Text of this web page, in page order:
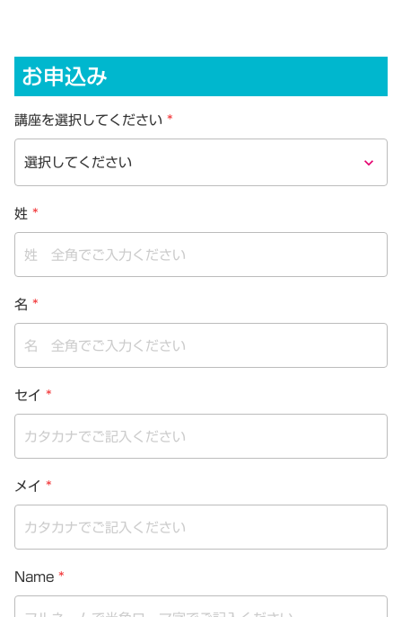
お申込み
講座を選択してください *
keyboard_arrow_down
姓*
名 *
セイ *
メイ *
Name*